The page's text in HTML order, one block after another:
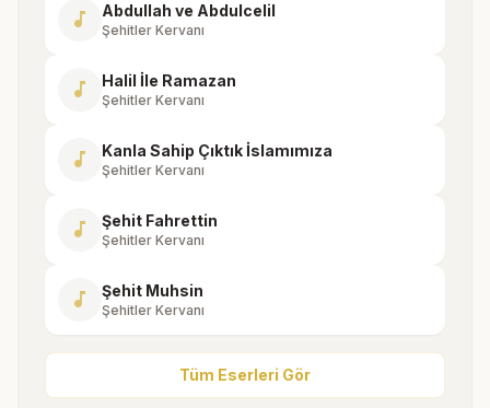
music_note Abdullah ve Abdulcelil
Şehitler Kervanı
music_note Halil İle Ramazan
Şehitler Kervanı
music_note Kanla Sahip Çıktık İslamımıza
Şehitler Kervanı
music_note Şehit Fahrettin
Şehitler Kervanı
music_note Şehit Muhsin
Şehitler Kervanı
Tüm Eserleri Gör